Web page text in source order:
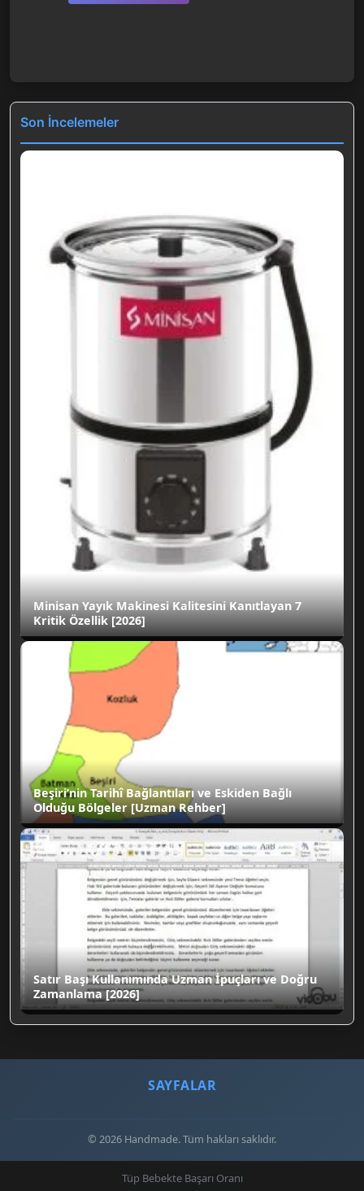
Son İncelemeler
Minisan Yayık Makinesi Kalitesini Kanıtlayan 7
Kritik Özellik [2026]
Beşiri’nin Tarihî Bağlantıları ve Eskiden Bağlı
Olduğu Bölgeler [Uzman Rehber]
Satır Başı Kullanımında Uzman İpuçları ve Doğru
Zamanlama [2026]
SAYFALAR
© 2026 Handmade. Tüm hakları saklıdır.
Tüp Bebekte Başarı Oranı